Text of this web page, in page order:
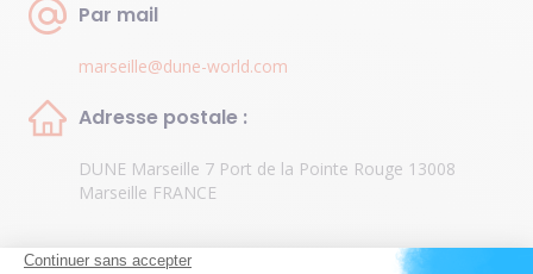
Par mail
marseille@dune-world.com
Adresse postale :
DUNE Marseille 7 Port de la Pointe Rouge 13008
Marseille FRANCE